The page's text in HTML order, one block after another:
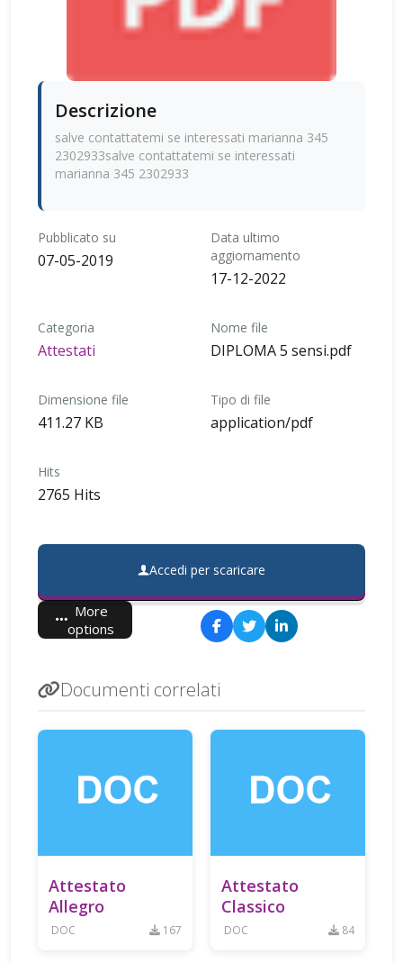
Descrizione
salve contattatemi se interessati marianna 345
2302933salve contattatemi se interessati
marianna 345 2302933
Pubblicato su
07-05-2019
Data ultimo
aggiornamento
17-12-2022
Categoria
Attestati
Nome file
DIPLOMA 5 sensi.pdf
Dimensione file
411.27 KB
Tipo di file
application/pdf
Hits
2765 Hits
Accedi per scaricare
More
options
Documenti correlati
Attestato
Allegro
DOC 167
Attestato
Classico
DOC 84